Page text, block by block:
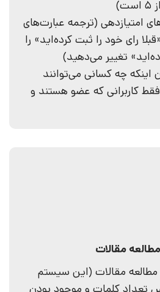
امتیازدهی (ترجمه عبارت‌های
رای خود را ثبت کرده‌اید» را
تغییر می‌دهید)
چه کسانی می‌توانند
کاربرانی که عضو هستند و
مقالات
مقالات (این سیستم
تعداد کلمات و موجود بودن